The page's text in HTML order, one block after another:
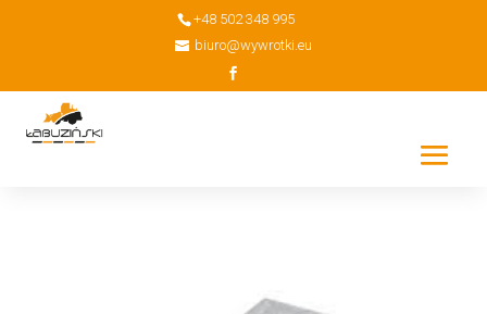
+48 502 348 995
biuro@wywrotki.eu